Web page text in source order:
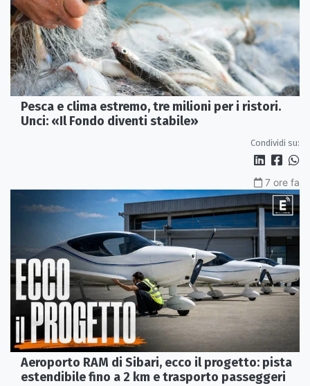
Pesca e clima estremo, tre milioni per i ristori.
Unci: «Il Fondo diventi stabile»
Condividi su:
7 ore fa
Aeroporto RAM di Sibari, ecco il progetto: pista
estendibile fino a 2 km e trasporto passeggeri